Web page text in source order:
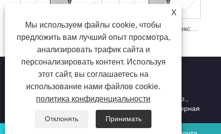
Постоянное оборудование для нежной лазерной эпиляции высокой мощности ND YAG
X
Мы используем файлы cookie, чтобы
предложить вам лучший опыт просмотра,
анализировать трафик сайта и
персонализировать контент. Используя
этот сайт, вы соглашаетесь на
использование нами файлов cookie.
политика конфиденциальности
Отклонять
Принимать
Copyright © 2023 Beijing Oriental Wison Technology Co.,
Limited — Лазерная эпиляция, Удаление волос, Лазерная
косметическая машина — Все права защищены.